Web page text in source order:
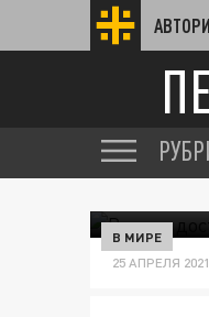
В МИРЕ
25 АПРЕЛЯ